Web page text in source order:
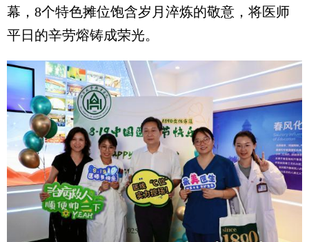
幕，8个特色摊位饱含岁月淬炼的敬意，将医师
平日的辛劳熔铸成荣光。